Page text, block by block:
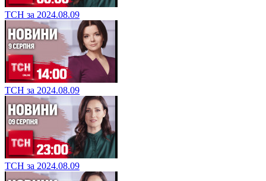
ТСН за 2024.08.09
ТСН за 2024.08.09
ТСН за 2024.08.09